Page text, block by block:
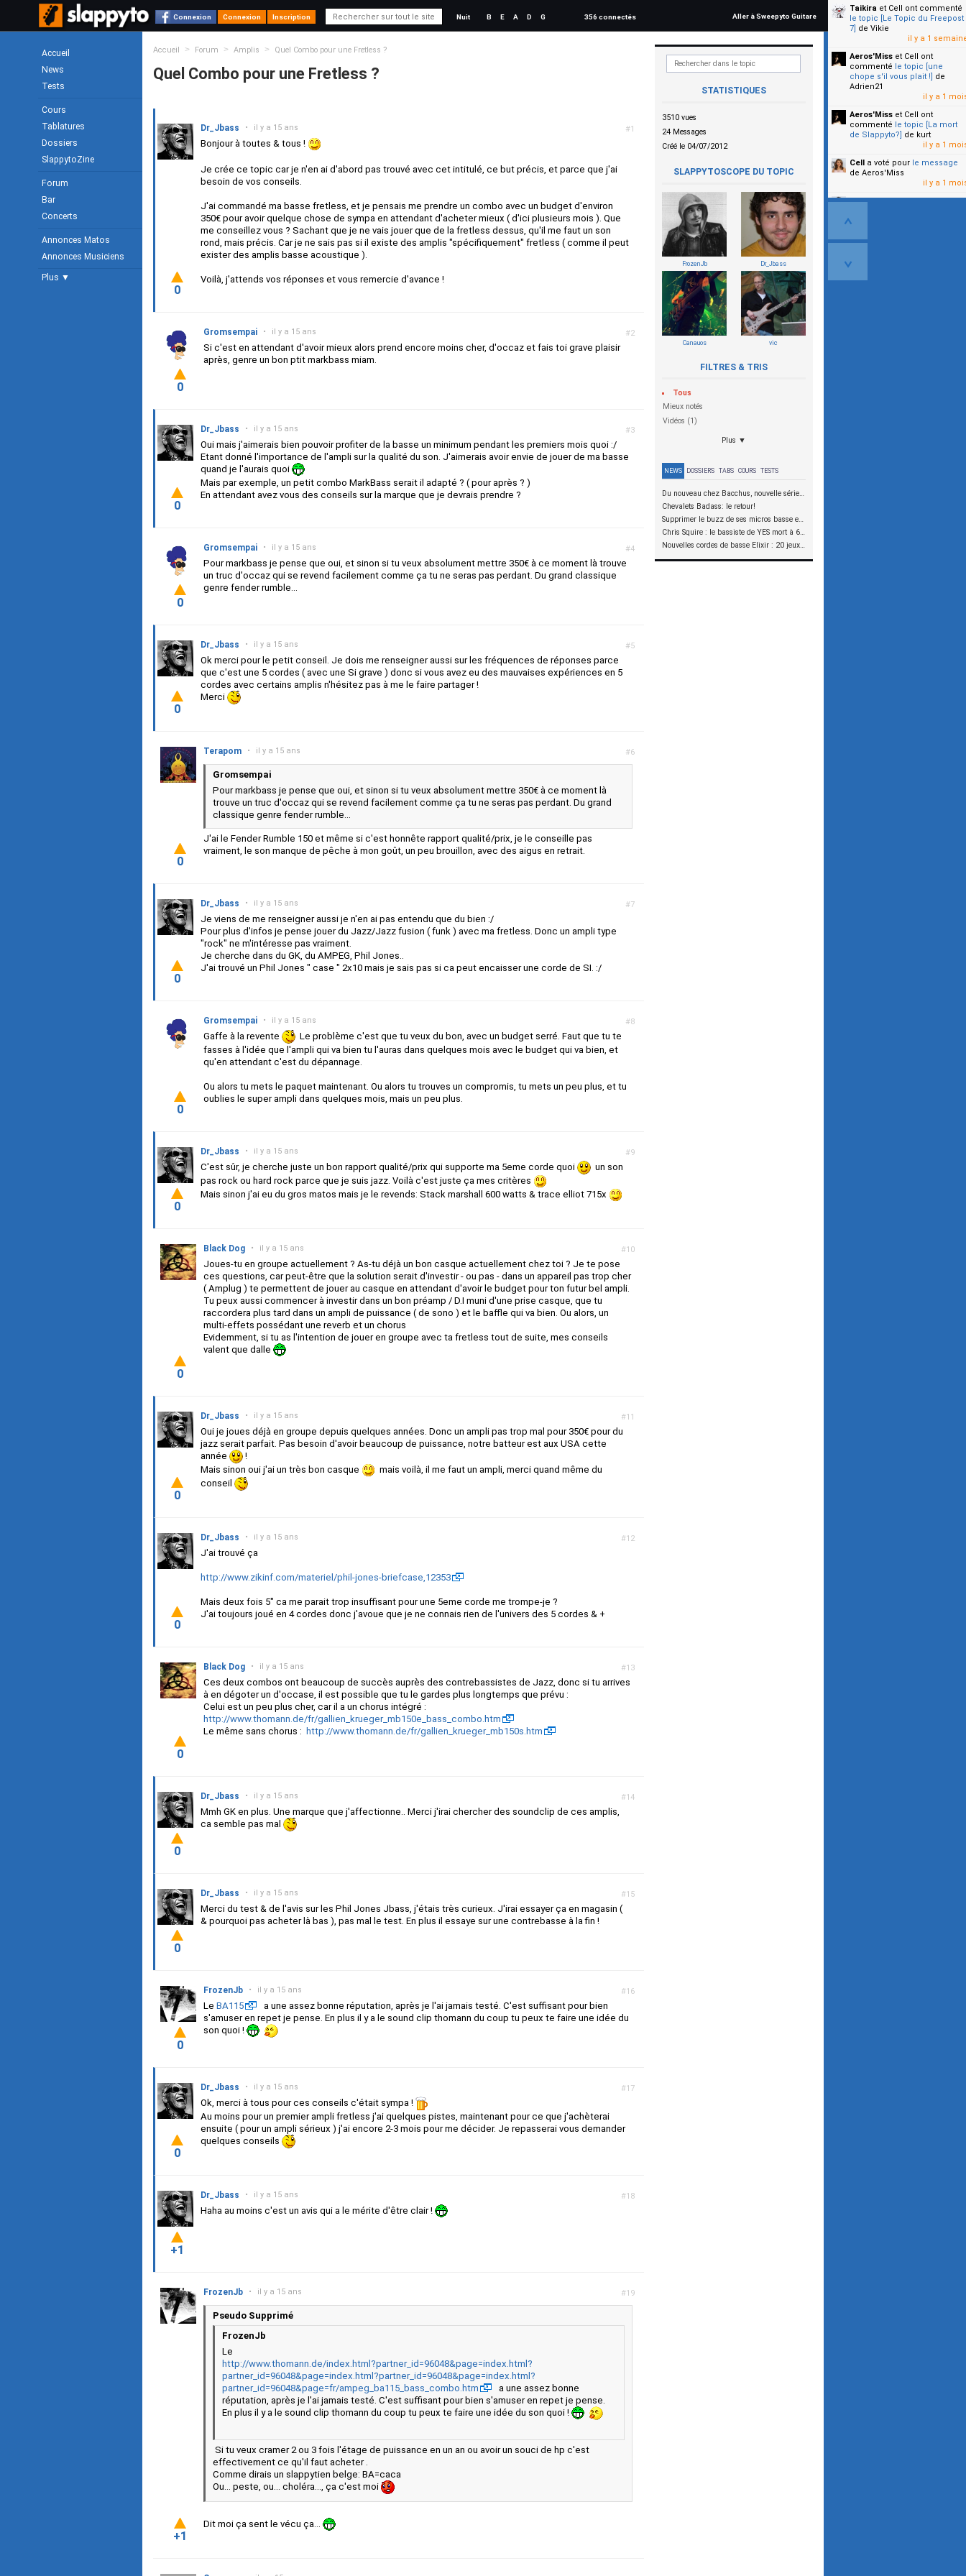
Connexion Connexion Inscription Nuit B E A D G 356 connectés Aller à Sweepyto Guitare
Accueil
News
Tests
Cours
Tablatures
Dossiers
SlappytoZine
Forum
Bar
Concerts
Annonces Matos
Annonces Musiciens
Plus ▼
Accueil > Forum > Amplis > Quel Combo pour une Fretless ?
Quel Combo pour une Fretless ?
STATISTIQUES
3510 vues
24 Messages
Créé le 04/07/2012
SLAPPYTOSCOPE DU TOPIC
FrozenJb Dr_Jbass
Canauos vic
FILTRES & TRIS
Tous
Mieux notés
Vidéos (1)
Plus ▼
NEWS DOSSIERS TABS COURS TESTS
Du nouveau chez Bacchus, nouvelle série SCD
Chevalets Badass: le retour!
Supprimer le buzz de ses micros basse en reliant les aimants à la masse
Chris Squire : le bassiste de YES mort à 67 ans
Nouvelles cordes de basse Elixir : 20 jeux à tester !
#1
Dr_Jbass • il y a 15 ans
Bonjour à toutes & tous !
Je crée ce topic car je n'en ai d'abord pas trouvé avec cet intitulé, ce but précis, et parce que j'ai
besoin de vos conseils.
J'ai commandé ma basse fretless, et je pensais me prendre un combo avec un budget d'environ
350€ pour avoir quelque chose de sympa en attendant d'acheter mieux ( d'ici plusieurs mois ). Que
me conseillez vous ? Sachant que je ne vais jouer que de la fretless dessus, qu'il me faut un son
rond, mais précis. Car je ne sais pas si il existe des amplis "spécifiquement" fretless ( comme il peut
exister des amplis basse acoustique ).
Voilà, j'attends vos réponses et vous remercie d'avance !
0
#2
Gromsempai • il y a 15 ans
Si c'est en attendant d'avoir mieux alors prend encore moins cher, d'occaz et fais toi grave plaisir
après, genre un bon ptit markbass miam.
0
#3
Dr_Jbass • il y a 15 ans
Oui mais j'aimerais bien pouvoir profiter de la basse un minimum pendant les premiers mois quoi :/
Etant donné l'importance de l'ampli sur la qualité du son. J'aimerais avoir envie de jouer de ma basse
quand je l'aurais quoi
Mais par exemple, un petit combo MarkBass serait il adapté ? ( pour après ? )
En attendant avez vous des conseils sur la marque que je devrais prendre ?
0
#4
Gromsempai • il y a 15 ans
Pour markbass je pense que oui, et sinon si tu veux absolument mettre 350€ à ce moment là trouve
un truc d'occaz qui se revend facilement comme ça tu ne seras pas perdant. Du grand classique
genre fender rumble...
0
#5
Dr_Jbass • il y a 15 ans
Ok merci pour le petit conseil. Je dois me renseigner aussi sur les fréquences de réponses parce
que c'est une 5 cordes ( avec une Si grave ) donc si vous avez eu des mauvaises expériences en 5
cordes avec certains amplis n'hésitez pas à me le faire partager !
Merci
0
#6
Terapom • il y a 15 ans
Gromsempai
Pour markbass je pense que oui, et sinon si tu veux absolument mettre 350€ à ce moment là
trouve un truc d'occaz qui se revend facilement comme ça tu ne seras pas perdant. Du grand
classique genre fender rumble...
J'ai le Fender Rumble 150 et même si c'est honnête rapport qualité/prix, je le conseille pas
vraiment, le son manque de pêche à mon goût, un peu brouillon, avec des aigus en retrait.
0
#7
Dr_Jbass • il y a 15 ans
Je viens de me renseigner aussi je n'en ai pas entendu que du bien :/
Pour plus d'infos je pense jouer du Jazz/Jazz fusion ( funk ) avec ma fretless. Donc un ampli type
"rock" ne m'intéresse pas vraiment.
Je cherche dans du GK, du AMPEG, Phil Jones..
J'ai trouvé un Phil Jones " case " 2x10 mais je sais pas si ca peut encaisser une corde de SI. :/
0
#8
Gromsempai • il y a 15 ans
Gaffe à la revente
Le problème c'est que tu veux du bon, avec un budget serré. Faut que tu te
fasses à l'idée que l'ampli qui va bien tu l'auras dans quelques mois avec le budget qui va bien, et
qu'en attendant c'est du dépannage.
Ou alors tu mets le paquet maintenant. Ou alors tu trouves un compromis, tu mets un peu plus, et tu
oublies le super ampli dans quelques mois, mais un peu plus.
0
#9
Dr_Jbass • il y a 15 ans
C'est sûr, je cherche juste un bon rapport qualité/prix qui supporte ma 5eme corde quoi
un son
pas rock ou hard rock parce que je suis jazz. Voilà c'est juste ça mes critères
Mais sinon j'ai eu du gros matos mais je le revends: Stack marshall 600 watts & trace elliot 715x
0
#10
Black Dog • il y a 15 ans
Joues-tu en groupe actuellement ? As-tu déjà un bon casque actuellement chez toi ? Je te pose
ces questions, car peut-être que la solution serait d'investir - ou pas - dans un appareil pas trop cher
( Amplug ) te permettent de jouer au casque en attendant d'avoir le budget pour ton futur bel ampli.
Tu peux aussi commencer à investir dans un bon préamp / D.I muni d'une prise casque, que tu
raccordera plus tard dans un ampli de puissance ( de sono ) et le baffle qui va bien. Ou alors, un
multi-effets possédant une reverb et un chorus
Evidemment, si tu as l'intention de jouer en groupe avec ta fretless tout de suite, mes conseils
valent que dalle
0
#11
Dr_Jbass • il y a 15 ans
Oui je joues déjà en groupe depuis quelques années. Donc un ampli pas trop mal pour 350€ pour du
jazz serait parfait. Pas besoin d'avoir beaucoup de puissance, notre batteur est aux USA cette
année
!
Mais sinon oui j'ai un très bon casque
mais voilà, il me faut un ampli, merci quand même du
conseil
0
#12
Dr_Jbass • il y a 15 ans
J'ai trouvé ça
http://www.zikinf.com/materiel/phil-jones-briefcase,12353
Mais deux fois 5" ca me parait trop insuffisant pour une 5eme corde me trompe-je ?
J'ai toujours joué en 4 cordes donc j'avoue que je ne connais rien de l'univers des 5 cordes & +
0
#13
Black Dog • il y a 15 ans
Ces deux combos ont beaucoup de succès auprès des contrebassistes de Jazz, donc si tu arrives
à en dégoter un d'occase, il est possible que tu le gardes plus longtemps que prévu :
Celui est un peu plus cher, car il a un chorus intégré :
http://www.thomann.de/fr/gallien_krueger_mb150e_bass_combo.htm
Le même sans chorus : http://www.thomann.de/fr/gallien_krueger_mb150s.htm
0
#14
Dr_Jbass • il y a 15 ans
Mmh GK en plus. Une marque que j'affectionne.. Merci j'irai chercher des soundclip de ces amplis,
ca semble pas mal
0
#15
Dr_Jbass • il y a 15 ans
Merci du test & de l'avis sur les Phil Jones Jbass, j'étais très curieux. J'irai essayer ça en magasin (
& pourquoi pas acheter là bas ), pas mal le test. En plus il essaye sur une contrebasse à la fin !
0
#16
FrozenJb • il y a 15 ans
Le BA115
a une assez bonne réputation, après je l'ai jamais testé. C'est suffisant pour bien
s'amuser en repet je pense. En plus il y a le sound clip thomann du coup tu peux te faire une idée du
son quoi !
0
#17
Dr_Jbass • il y a 15 ans
Ok, merci à tous pour ces conseils c'était sympa !
Au moins pour un premier ampli fretless j'ai quelques pistes, maintenant pour ce que j'achèterai
ensuite ( pour un ampli sérieux ) j'ai encore 2-3 mois pour me décider. Je repasserai vous demander
quelques conseils
0
#18
Dr_Jbass • il y a 15 ans
Haha au moins c'est un avis qui a le mérite d'être clair !
+1
#19
FrozenJb • il y a 15 ans
Pseudo Supprimé
FrozenJb
Le
http://www.thomann.de/index.html?partner_id=96048&page=index.html?
partner_id=96048&page=index.html?partner_id=96048&page=index.html?
partner_id=96048&page=fr/ampeg_ba115_bass_combo.htm
a une assez bonne
réputation, après je l'ai jamais testé. C'est suffisant pour bien s'amuser en repet je pense.
En plus il y a le sound clip thomann du coup tu peux te faire une idée du son quoi !
Si tu veux cramer 2 ou 3 fois l'étage de puissance en un an ou avoir un souci de hp c'est
effectivement ce qu'il faut acheter .
Comme dirais un slappytien belge: BA=caca
Ou... peste, ou... choléra..., ça c'est moi
Dit moi ça sent le vécu ça...
+1
Taikira et Cell ont commenté
le topic [Le Topic du Freepost
7] de Vikie
il y a 1
Aeros'Miss et Cell ont
commenté le topic [une
chope s'il vous plait !] de
Adrien21
il y a 1
Aeros'Miss et Cell ont
commenté le topic [La mort
de Slappyto?] de kurt
il y a 1
Cell a voté pour le message
de Aeros'Miss
il y a 1
Cella voté pourle message